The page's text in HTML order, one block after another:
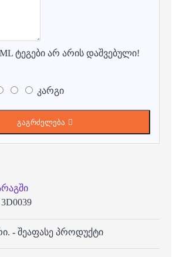
ტეგები არ არის დაშვებული!
კარგი
გაგრძელება
3D0039
- შეაფასე პროდუქტი